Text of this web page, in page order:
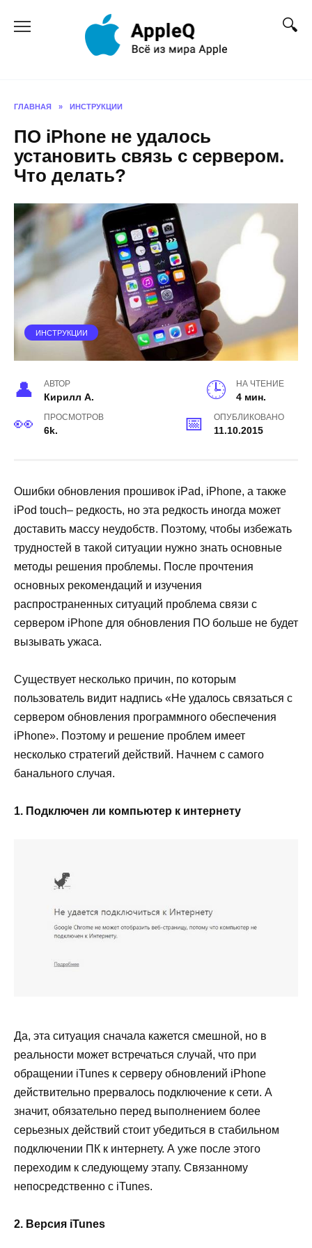
ГЛАВНАЯ » ИНСТРУКЦИИ
ПО iPhone не удалось
установить связь с сервером.
Что делать?
ИНСТРУКЦИИ
АВТОР
Кирилл А.
НА ЧТЕНИЕ
4 мин.
ПРОСМОТРОВ
6k.
ОПУБЛИКОВАНО
11.10.2015
Ошибки обновления прошивок iPad, iPhone, а также
iPod touch– редкость, но эта редкость иногда может
доставить массу неудобств. Поэтому, чтобы избежать
трудностей в такой ситуации нужно знать основные
методы решения проблемы. После прочтения
основных рекомендаций и изучения
распространенных ситуаций проблема связи с
сервером iPhone для обновления ПО больше не будет
вызывать ужаса.
Существует несколько причин, по которым
пользователь видит надпись «Не удалось связаться с
сервером обновления программного обеспечения
iPhone». Поэтому и решение проблем имеет
несколько стратегий действий. Начнем с самого
банального случая.
1. Подключен ли компьютер к интернету
Да, эта ситуация сначала кажется смешной, но в
реальности может встречаться случай, что при
обращении iTunes к серверу обновлений iPhone
действительно прервалось подключение к сети. А
значит, обязательно перед выполнением более
серьезных действий стоит убедиться в стабильном
подключении ПК к интернету. А уже после этого
переходим к следующему этапу. Связанному
непосредственно с iTunes.
2. Версия iTunes